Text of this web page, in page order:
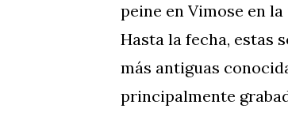
peine en Vimose en
Hasta la fecha, estas
más antiguas
principalmente